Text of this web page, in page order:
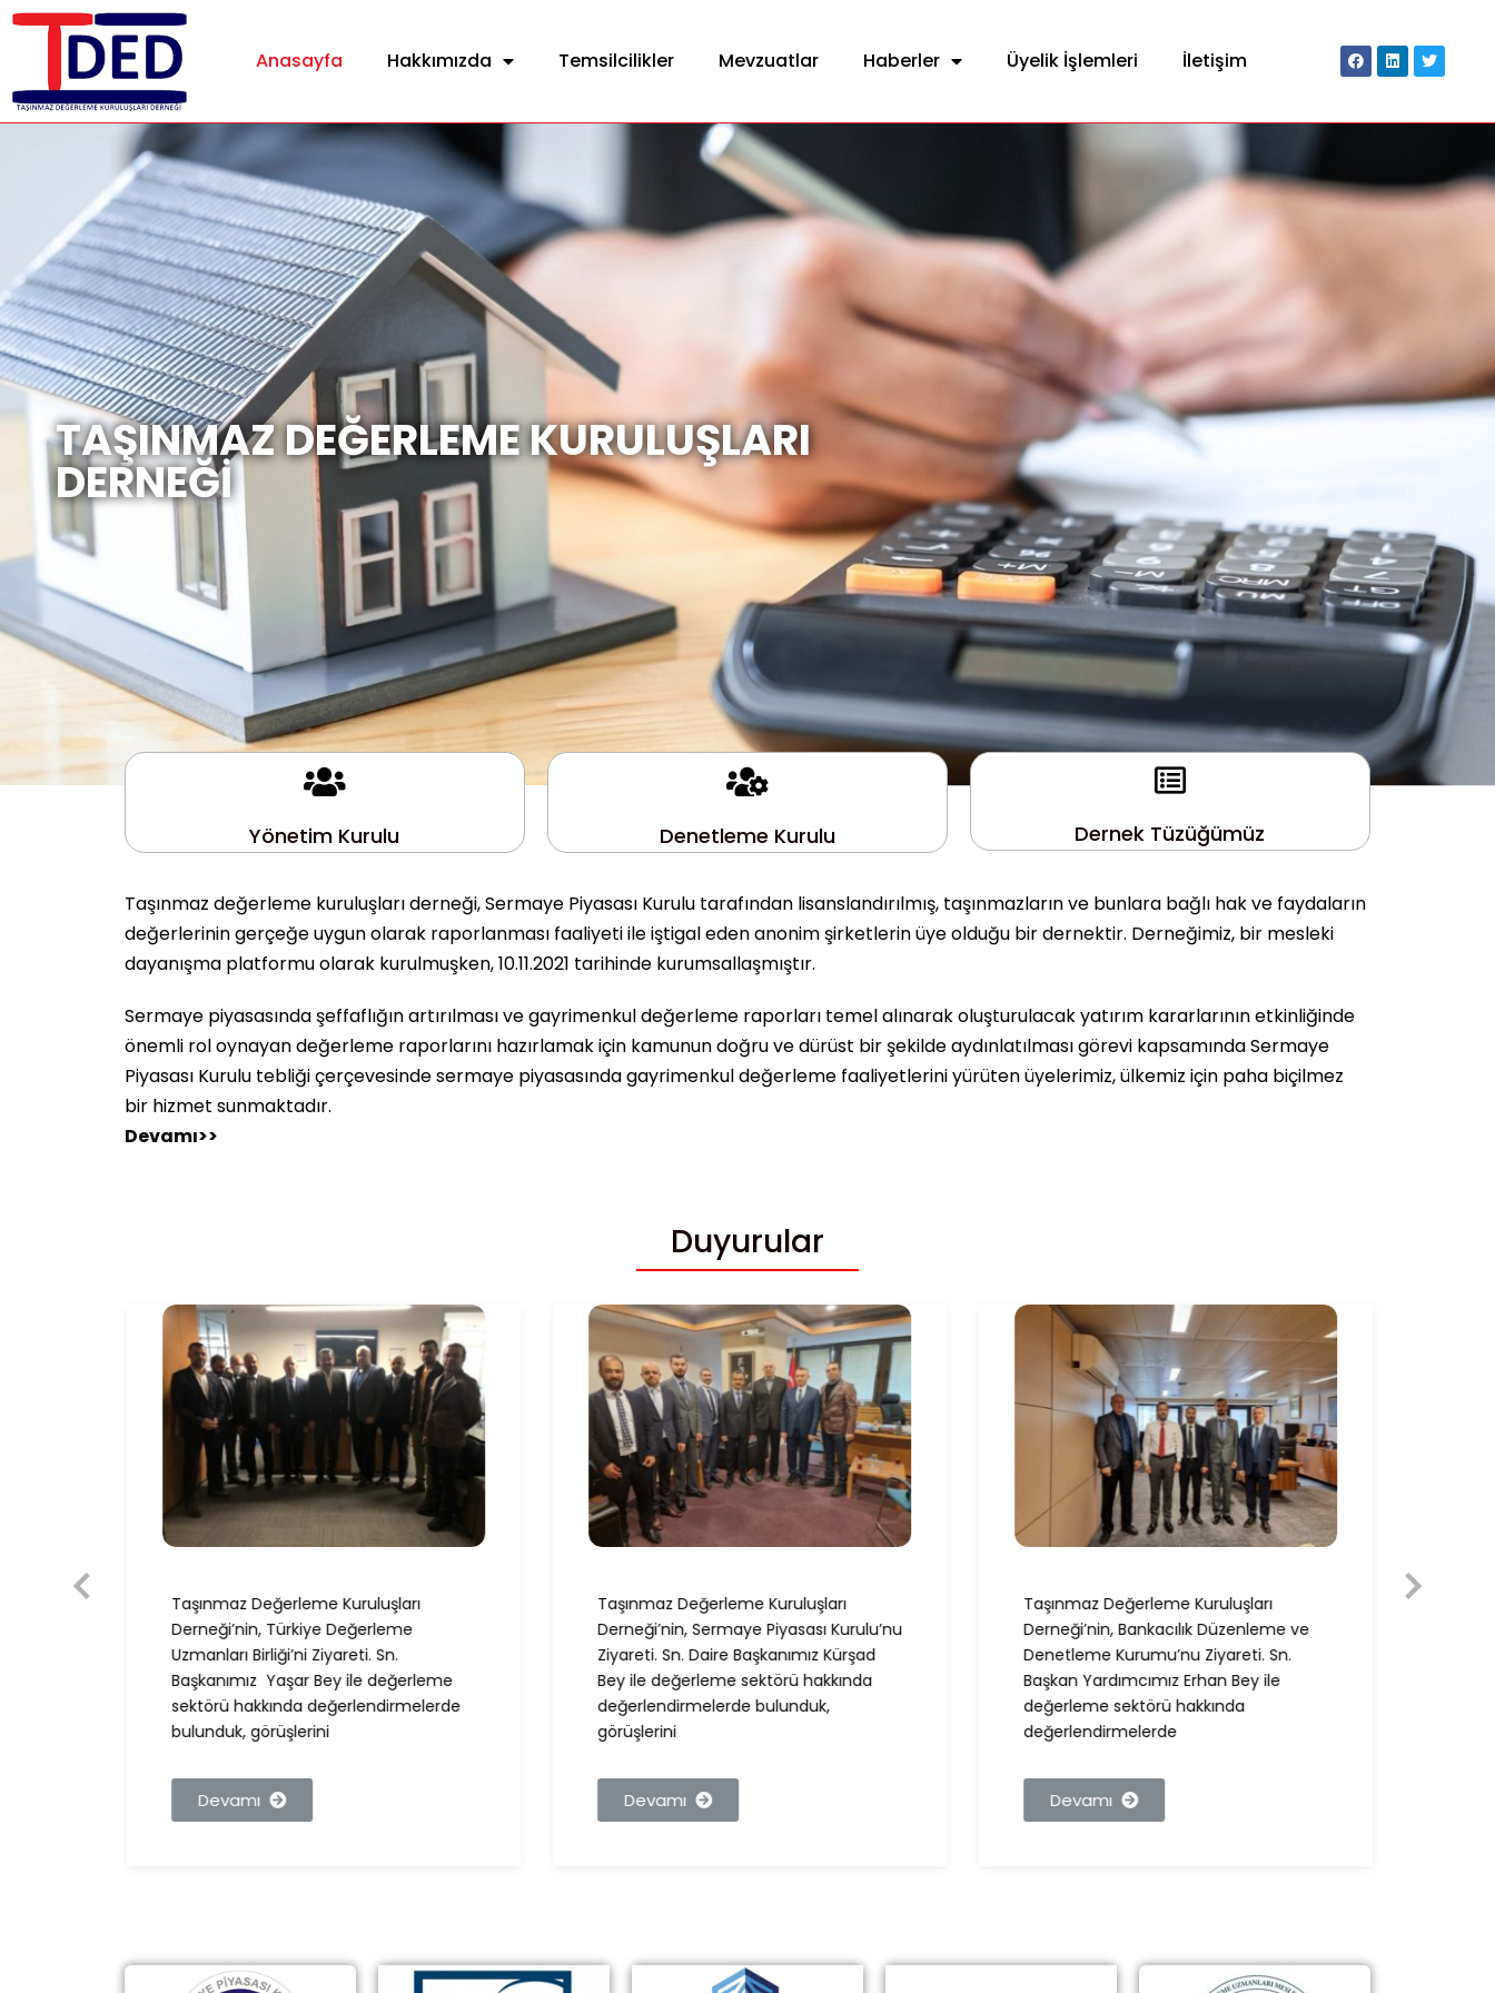
Anasayfa Hakkımızda Temsilcilikler Mevzuatlar Haberler Üyelik İşlemleri İletişim
TAŞINMAZ DEĞERLEME KURULUŞLARI
DERNEĞİ
Yönetim Kurulu Denetleme Kurulu Dernek Tüzüğümüz
Taşınmaz değerleme kuruluşları derneği, Sermaye Piyasası Kurulu tarafından lisanslandırılmış, taşınmazların ve bunlara bağlı hak ve faydaların
değerlerinin gerçeğe uygun olarak raporlanması faaliyeti ile iştigal eden anonim şirketlerin üye olduğu bir dernektir. Derneğimiz, bir mesleki
dayanışma platformu olarak kurulmuşken, 10.11.2021 tarihinde kurumsallaşmıştır.
Sermaye piyasasında şeffaflığın artırılması ve gayrimenkul değerleme raporları temel alınarak oluşturulacak yatırım kararlarının etkinliğinde
önemli rol oynayan değerleme raporlarını hazırlamak için kamunun doğru ve dürüst bir şekilde aydınlatılması görevi kapsamında Sermaye
Piyasası Kurulu tebliği çerçevesinde sermaye piyasasında gayrimenkul değerleme faaliyetlerini yürüten üyelerimiz, ülkemiz için paha biçilmez
bir hizmet sunmaktadır.
Devamı>>
Duyurular
Taşınmaz Değerleme Kuruluşları
Derneği’nin, Türkiye Değerleme
Uzmanları Birliği’ni Ziyareti. Sn.
Başkanımız Yaşar Bey ile değerleme
sektörü hakkında değerlendirmelerde
bulunduk, görüşlerini
Devamı
Taşınmaz Değerleme Kuruluşları
Derneği’nin, Sermaye Piyasası Kurulu’nu
Ziyareti. Sn. Daire Başkanımız Kürşad
Bey ile değerleme sektörü hakkında
değerlendirmelerde bulunduk,
görüşlerini
Devamı
Taşınmaz Değerleme Kuruluşları
Derneği’nin, Bankacılık Düzenleme ve
Denetleme Kurumu’nu Ziyareti. Sn.
Başkan Yardımcımız Erhan Bey ile
değerleme sektörü hakkında
değerlendirmelerde
Devamı